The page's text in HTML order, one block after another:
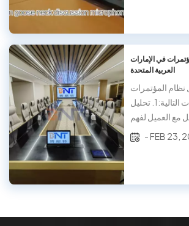
في الإمارات
العربية المتحدة
المؤتمرات
النموذجي المكونات التالية:1. تحليل
مع العميل لفهم
المؤتمرات،
بر...
- FEB 23,